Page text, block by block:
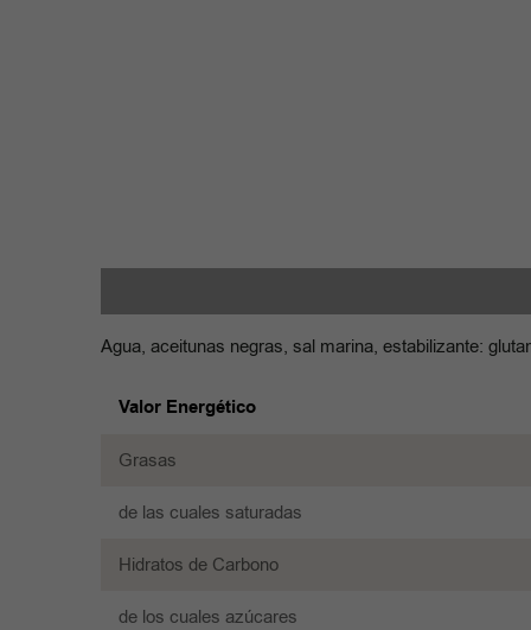
Agua, aceitunas negras, sal marina, estabilizante:
Valor Energético
Grasas
de las cuales saturadas
Hidratos de Carbono
de los cuales azúcares